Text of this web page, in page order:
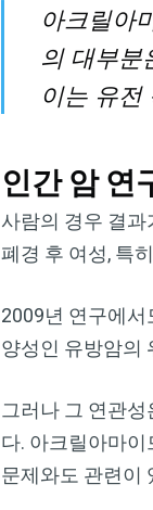
아크릴아
의 대부분
이는 유전
인간 암 연
사람의 경우 결
폐경 후 여성, 특
2009년 연구에
양성인 유방암의
그러나 그 연관
다. 아크릴아마
문제와도 관련이